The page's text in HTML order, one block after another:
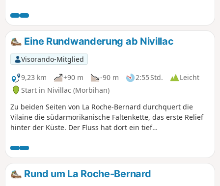
Brücken etwa 50 Meter über der Vilaine. Auf dem Brücken-
Rundweg kannst Du einen kleinen Abschnitt des Flusses in
dem Teil entdecken, in dem er durch den Sillon de Bretagne
fließt. Bereite Deine Waden vor!
Eine Rundwanderung ab Nivillac
Visorando-Mitglied
9,23 km
+90 m -90 m 2:55 Std.
Leicht
Start in Nivillac (Morbihan)
Zu beiden Seiten von La Roche-Bernard durchquert die
Vilaine die südarmorikanische Faltenkette, das erste Relief
hinter der Küste. Der Fluss hat dort ein tief
Route es ermöglicht, den Abschnitt unmittelbar oberhalb
der Morbihan-Brücke zu entdecken. Die mehr oder weniger
steilen, bewaldeten Hänge säumen den Spiegel, den das
dunkle Wasser der Vilaine bildet.
Rund um La Roche-Bernard